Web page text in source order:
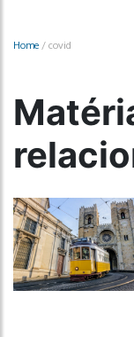
Home / covid